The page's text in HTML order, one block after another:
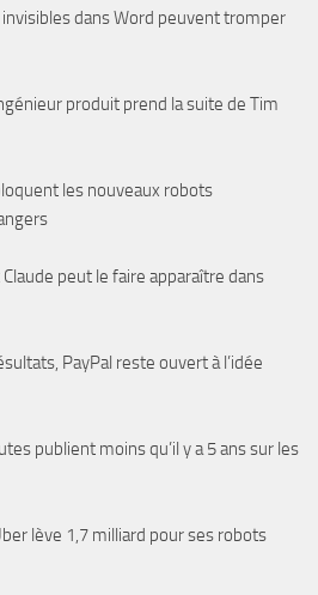
dans Word peuvent tromper
produit prend la suite de Tim
les nouveaux robots
peut le faire apparaître dans
PayPal reste ouvert à l’idée
publient moins qu’il y a 5 ans sur les
lève 1,7 milliard pour ses robots